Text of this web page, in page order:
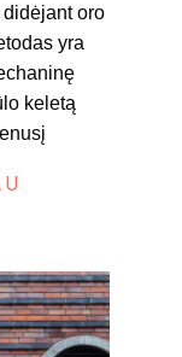
oro
yra
keletą